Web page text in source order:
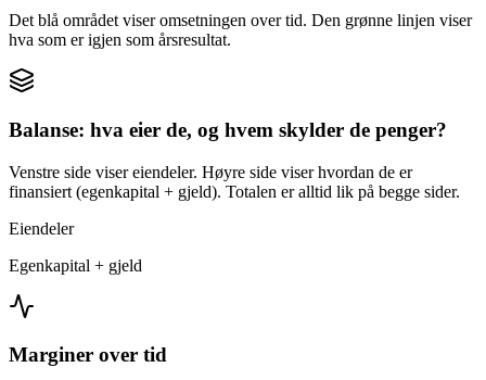
Det blå området viser omsetningen over tid. Den grønne linjen viser
hva som er igjen som årsresultat.
Balanse: hva eier de, og hvem skylder de penger?
Venstre side viser eiendeler. Høyre side viser hvordan de er
finansiert (egenkapital + gjeld). Totalen er alltid lik på begge sider.
Eiendeler
Egenkapital + gjeld
Marginer over tid